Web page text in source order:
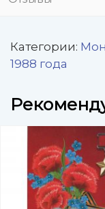
Категории:
1988 года